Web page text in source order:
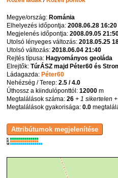
Megye/ország: Románia
Elhelyezés időpontja:2008.06.28 16:20
Megjelenés időpontja:2008.09.05
Utolsó lényeges változás:2018.05.25
Utolsó változás:2018.06.04 21:40
Rejtés típusa: Hagyományos geoláda
Elrejtők:TúrÁSZ majd Péter60 és
Ládagazda: Péter60
Nehézség / Terep:2.5 / 4.0
Úthossz a kiindulóponttól:12000 m
Megtalálások száma:26 + 1 sikertelen
Megtalálások gyakorisága:0.0
K
R
W